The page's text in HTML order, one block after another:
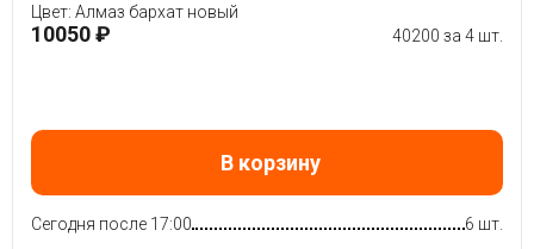
Цвет: Алмаз бархат новый
10050 ₽ 40200 за 4 шт.
В корзину
Сегодня после 17:00 6 шт.